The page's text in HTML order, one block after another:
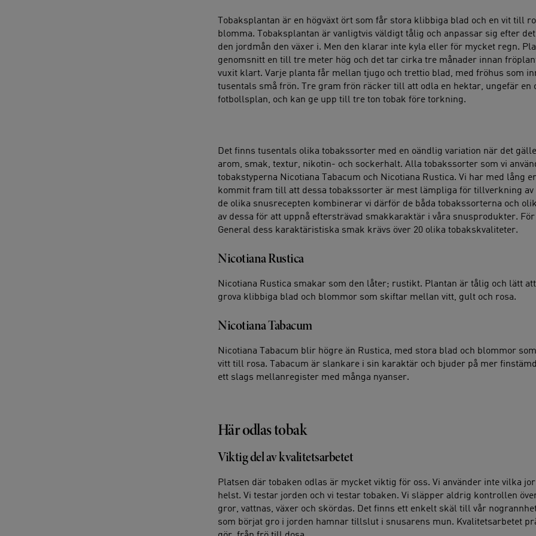
Tobaksplantan är en högväxt ört som får stora klibbiga blad och en vit till
blomma. Tobaksplantan är vanligtvis väldigt tålig och anpassar sig efter
den jordmån den växer i. Men den klarar inte kyla eller för mycket regn.
genomsnitt en till tre meter hög och det tar cirka tre månader innan
vuxit klart. Varje planta får mellan tjugo och trettio blad, med fröhus som
tusentals små frön. Tre gram frön räcker till att odla en hektar, ungefär en
fotbollsplan, och kan ge upp till tre ton tobak före torkning.
Det finns tusentals olika tobakssorter med en oändlig variation när det
arom, smak, textur, nikotin- och sockerhalt. Alla tobakssorter som vi
tobakstyperna Nicotiana Tabacum och Nicotiana Rustica. Vi har med lång
kommit fram till att dessa tobakssorter är mest lämpliga för tillverkning av
de olika snusrecepten kombinerar vi därför de båda tobakssorterna och
av dessa för att uppnå eftersträvad smakkaraktär i våra snusprodukter.
General dess karaktäristiska smak krävs över 20 olika tobakskvaliteter.
Nicotiana Rustica
Nicotiana Rustica smakar som den låter; rustikt. Plantan är tålig och lätt
grova klibbiga blad och blommor som skiftar mellan vitt, gult och rosa.
Nicotiana Tabacum
Nicotiana Tabacum blir högre än Rustica, med stora blad och blommor
vitt till rosa. Tabacum är slankare i sin karaktär och bjuder på mer
ett slags mellanregister med många nyanser.
Här odlas tobak
Viktig del av kvalitetsarbetet
Platsen där tobaken odlas är mycket viktig för oss. Vi använder inte vilka
helst. Vi testar jorden och vi testar tobaken. Vi släpper aldrig kontrollen
gror, vattnas, växer och skördas. Det finns ett enkelt skäl till vår
som börjat gro i jorden hamnar tillslut i snusarens mun. Kvalitetsarbetet